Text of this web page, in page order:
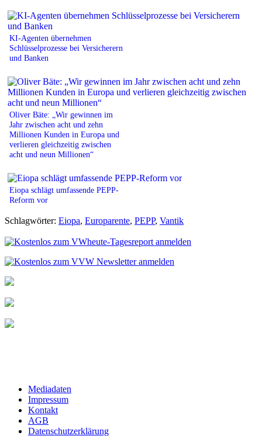
KI-Agenten übernehmen
Schlüsselprozesse bei Versicherern
und Banken
Oliver Bäte: „Wir gewinnen im
Jahr zwischen acht und zehn
Millionen Kunden in Europa und
verlieren gleichzeitig zwischen
acht und neun Millionen“
Eiopa schlägt umfassende PEPP-
Reform vor
Schlagwörter: Eiopa, Europarente, PEPP, Vantik
Mediadaten
Impressum
Kontakt
AGB
Datenschutzerklärung